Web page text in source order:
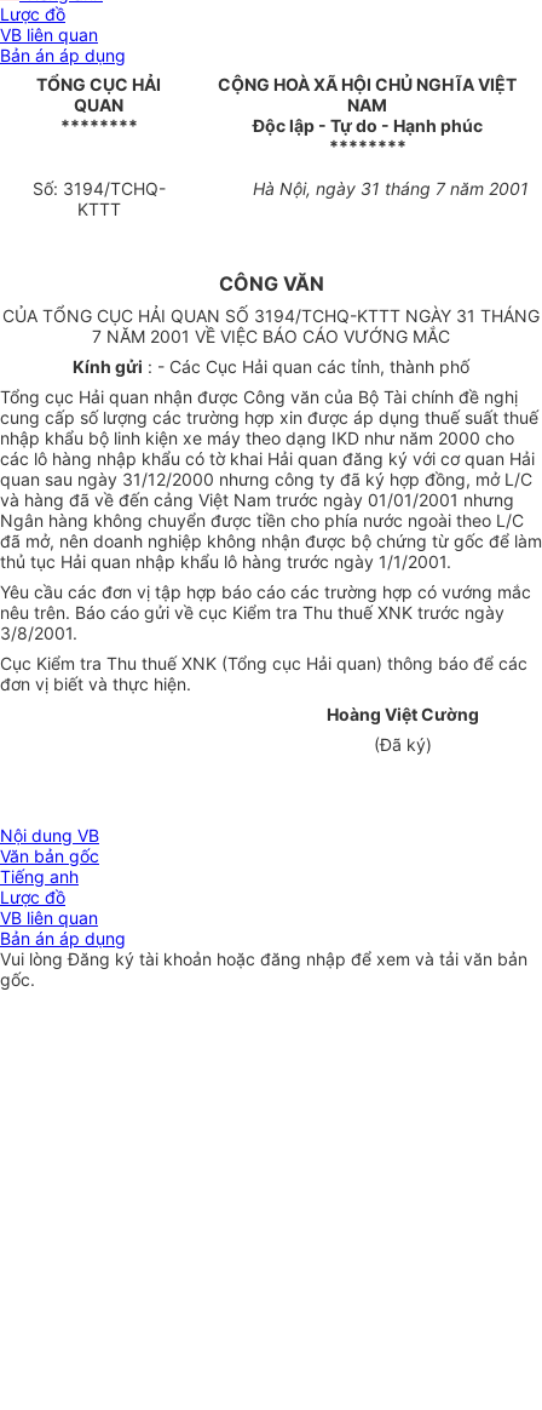
Lược đồ
VB liên quan
Bản án áp dụng
TỔNG CỤC HẢI
QUAN
********
CỘNG HOÀ XÃ HỘI CHỦ NGHĨA VIỆT
NAM
Độc lập - Tự do - Hạnh phúc
********
Số: 3194/TCHQ-
KTTT
Hà Nội, ngày 31 tháng 7 năm 2001
CÔNG VĂN
CỦA TỔNG CỤC HẢI QUAN SỐ 3194/TCHQ-KTTT NGÀY 31 THÁNG
7 NĂM 2001 VỀ VIỆC BÁO CÁO VƯỚNG MẮC
Kính gửi : - Các Cục Hải quan các tỉnh, thành phố
Tổng cục Hải quan nhận được Công văn của Bộ Tài chính đề nghị
cung cấp số lượng các trường hợp xin được áp dụng thuế suất thuế
nhập khẩu bộ linh kiện xe máy theo dạng IKD như năm 2000 cho
các lô hàng nhập khẩu có tờ khai Hải quan đăng ký với cơ quan Hải
quan sau ngày 31/12/2000 nhưng công ty đã ký hợp đồng, mở L/C
và hàng đã về đến cảng Việt Nam trước ngày 01/01/2001 nhưng
Ngân hàng không chuyển được tiền cho phía nước ngoài theo L/C
đã mở, nên doanh nghiệp không nhận được bộ chứng từ gốc để làm
thủ tục Hải quan nhập khẩu lô hàng trước ngày 1/1/2001.
Yêu cầu các đơn vị tập hợp báo cáo các trường hợp có vướng mắc
nêu trên. Báo cáo gửi về cục Kiểm tra Thu thuế XNK trước ngày
3/8/2001.
Cục Kiểm tra Thu thuế XNK (Tổng cục Hải quan) thông báo để các
đơn vị biết và thực hiện.
Hoàng Việt Cường
(Đã ký)
Nội dung VB
Văn bản gốc
Tiếng anh
Lược đồ
VB liên quan
Bản án áp dụng
Vui lòngĐăng ký tài khoản hoặc đăng nhập để xem và tải văn bản
gốc.